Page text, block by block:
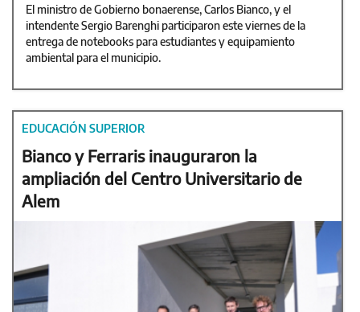
El ministro de Gobierno bonaerense, Carlos Bianco, y el
intendente Sergio Barenghi participaron este viernes de la
entrega de notebooks para estudiantes y equipamiento
ambiental para el municipio.
EDUCACIÓN SUPERIOR
Bianco y Ferraris inauguraron la
ampliación del Centro Universitario de
Alem